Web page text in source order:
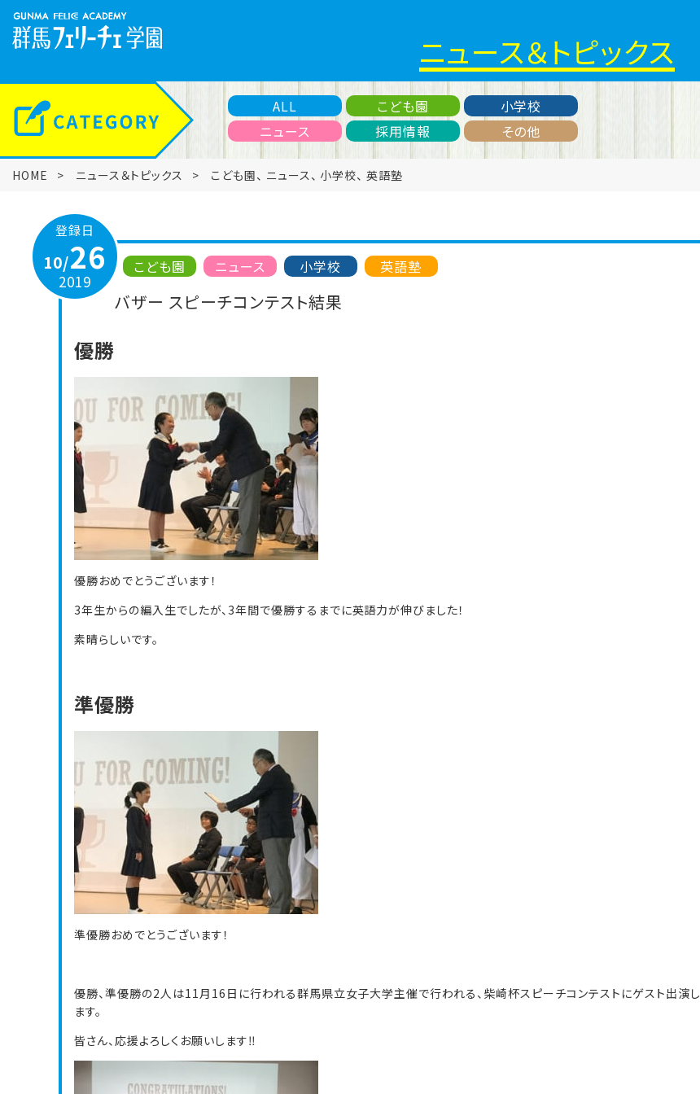
ニュース＆トピックス
ALL こども園
小学校
ニュース
採用情報 その他
HOME ニュース＆トピックス こども園、 ニュース、 小学校、英語塾
登録日
10/26
2019
こども園 ニュース 小学校 英語塾
バザー スピーチコンテスト結果
優勝
優勝おめでとうございます！
3年生からの編入生でしたが、3年間で優勝するまでに英語力が伸びました！
素晴らしいです。
準優勝
準優勝おめでとうございます！
優勝、準優勝の2人は11月16日に行われる群馬県立女子大学主催で行われる、柴崎杯スピーチコンテストにゲスト出演し
ます。
皆さん、応援よろしくお願いします‼︎